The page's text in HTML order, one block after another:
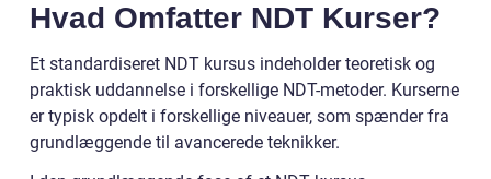
Hvad Omfatter NDT Kurser?
Et standardiseret NDT kursus indeholder teoretisk og
praktisk uddannelse i forskellige NDT-metoder. Kurserne
er typisk opdelt i forskellige niveauer, som spænder fra
grundlæggende til avancerede teknikker.